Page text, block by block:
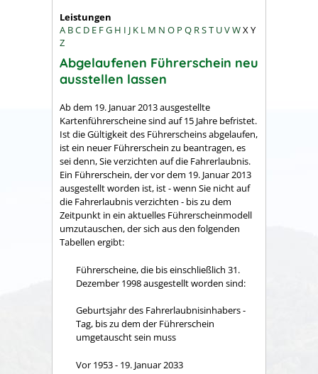
Leistungen
A BC D E FG H I J K L M N O P Q RST UVWXY
Z
Abgelaufenen Führerschein neu
ausstellen lassen
Ab dem 19. Januar 2013 ausgestellte
Kartenführerscheine sind auf 15 Jahre befristet.
Ist die Gültigkeit des Führerscheins abgelaufen,
ist ein neuer Führerschein zu beantragen, es
sei denn, Sie verzichten auf die Fahrerlaubnis.
Ein Führerschein, der vor dem 19. Januar 2013
ausgestellt worden ist, ist - wenn Sie nicht auf
die Fahrerlaubnis verzichten - bis zu dem
Zeitpunkt in ein aktuelles Führerscheinmodell
umzutauschen, der sich aus den folgenden
Tabellen ergibt:
Führerscheine, die bis einschließlich 31.
Dezember 1998 ausgestellt worden sind:
Geburtsjahr des Fahrerlaubnisinhabers -
Tag, bis zu dem der Führerschein
umgetauscht sein muss
Vor 1953 - 19. Januar 2033